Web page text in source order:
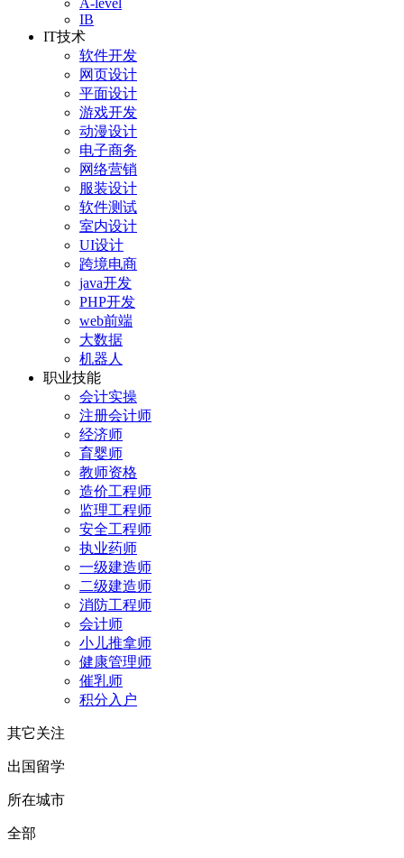
A-level
IB
IT技术
软件开发
网页设计
平面设计
游戏开发
动漫设计
电子商务
网络营销
服装设计
软件测试
室内设计
UI设计
跨境电商
java开发
PHP开发
web前端
大数据
机器人
职业技能
会计实操
注册会计师
经济师
育婴师
教师资格
造价工程师
监理工程师
安全工程师
执业药师
一级建造师
二级建造师
消防工程师
会计师
小儿推拿师
健康管理师
催乳师
积分入户
其它关注
出国留学
所在城市
全部